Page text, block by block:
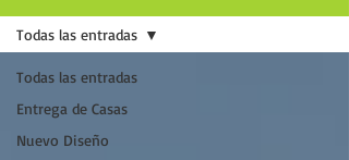
Todas las entradas
Entrega de Casas
Nuevo Diseño
Todas las entradas